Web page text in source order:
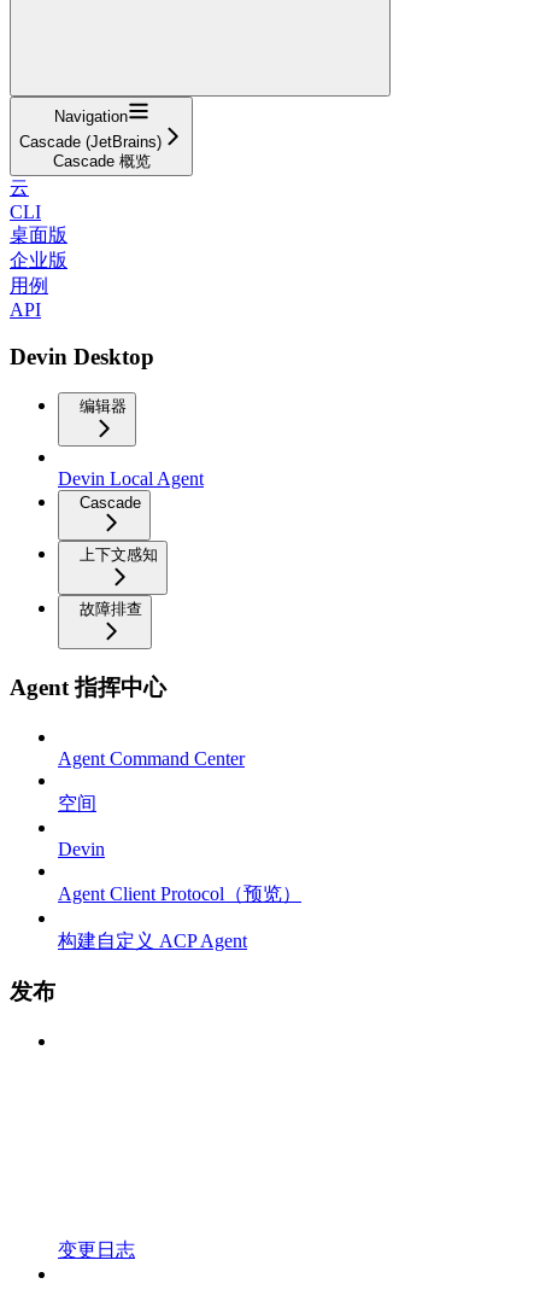
Navigation
Cascade (JetBrains)
Cascade 概览
云
CLI
桌面版
企业版
用例
API
Devin Desktop
编辑器
Devin Local Agent
Cascade
上下文感知
故障排查
Agent 指挥中心
Agent Command Center
空间
Devin
Agent Client Protocol（预览）
构建自定义 ACP Agent
发布
变更日志